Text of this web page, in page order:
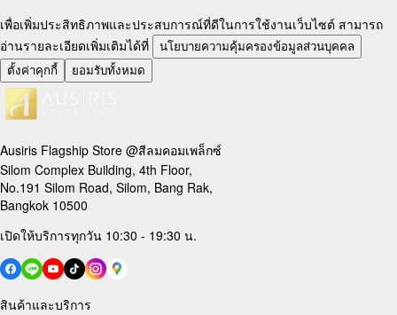
เพื่อเพิ่มประสิทธิภาพและประสบการณ์ที่ดีในการใช้งานเว็บไซต์ สามารถ
อ่านรายละเอียดเพิ่มเติมได้ที่
นโยบายความคุ้มครองข้อมูลส่วนบุคคล
ตั้งค่าคุกกี้
ยอมรับทั้งหมด
Ausiris Flagship Store @สีลมคอมเพล็กซ์
Silom Complex Building, 4th Floor,
No.191 Silom Road, Silom, Bang Rak,
Bangkok 10500
เปิดให้บริการทุกวัน 10:30 - 19:30 น.
สินค้าและบริการ